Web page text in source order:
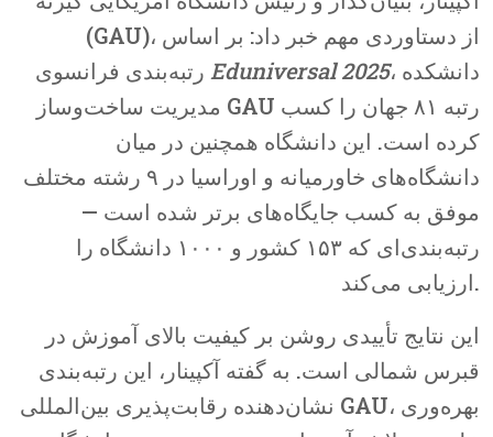
(GAU)، از دستاوردی مهم خبر داد: بر اساس
Eduniversal 2025، دانشکده
مدیریت ساخت‌وساز GAU رتبه ۸۱ جهان را کسب
کرده است. این دانشگاه همچنین در میان
دانشگاه‌های خاورمیانه و اوراسیا در ۹ رشته مختلف
موفق به کسب جایگاه‌های برتر شده است —
رتبه‌بندی‌ای که ۱۵۳ کشور و ۱۰۰۰ دانشگاه را
ارزیابی می‌کند.
این نتایج تأییدی روشن بر کیفیت بالای آموزش در
قبرس شمالی است. به گفته آکپینار، این رتبه‌بندی
نشان‌دهنده رقابت‌پذیری بین‌المللی GAU، بهره‌وری